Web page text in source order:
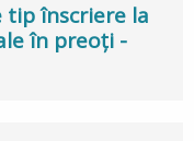
tip înscriere la
în preoți -